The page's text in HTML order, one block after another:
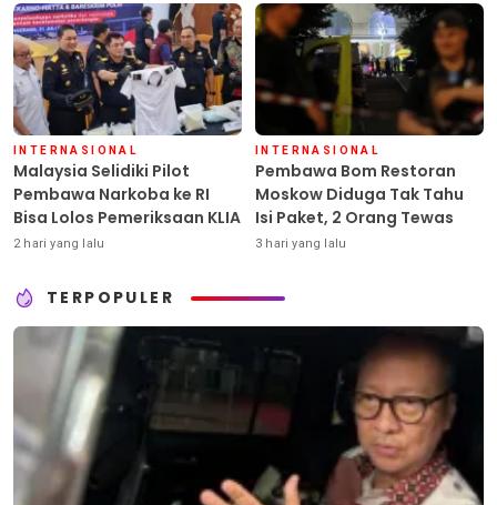
INTERNASIONAL
Malaysia Selidiki Pilot
Pembawa Narkoba ke RI
Bisa Lolos Pemeriksaan KLIA
2 hari yang lalu
INTERNASIONAL
Pembawa Bom Restoran
Moskow Diduga Tak Tahu
Isi Paket, 2 Orang Tewas
3 hari yang lalu
TERPOPULER